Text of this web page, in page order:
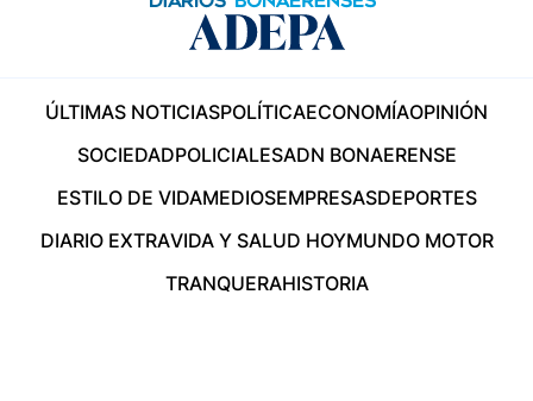
ÚLTIMAS NOTICIASPOLÍTICAECONOMÍAOPINIÓN
SOCIEDADPOLICIALESADN BONAERENSE
ESTILO DE VIDAMEDIOSEMPRESASDEPORTES
DIARIO EXTRAVIDA Y SALUD HOYMUNDO MOTOR
TRANQUERAHISTORIA